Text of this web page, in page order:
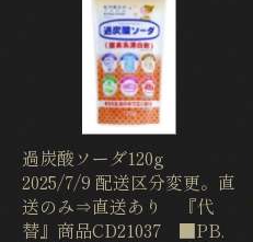
過炭酸ソーダ120g
2025/7/9 配送区分変更。直
送のみ⇒直送あり 『代
替』商品CD21037 ■PB.